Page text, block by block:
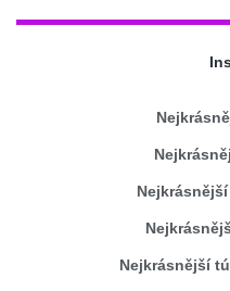
Nejkrásnější